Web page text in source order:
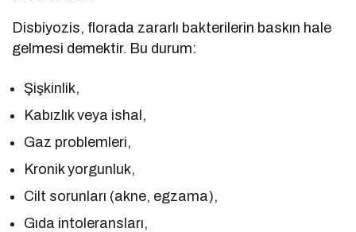
Disbiyozis, florada zararlı bakterilerin baskın hale
gelmesi demektir. Bu durum:
Şişkinlik,
Kabızlık veya ishal,
Gaz problemleri,
Kronik yorgunluk,
Cilt sorunları (akne, egzama),
Gıda intoleransları,